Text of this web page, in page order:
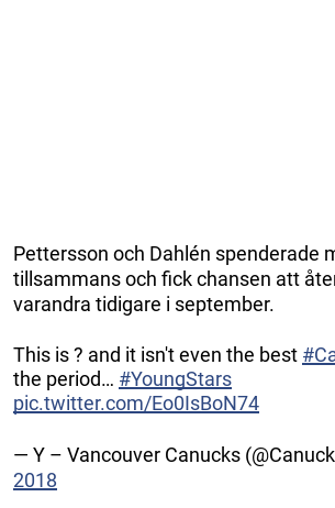
Pettersson och Dahlén spenderade
tillsammans och fick chansen att
varandra tidigare i september.
This is ? and it isn't even the best
the period… #YoungStars
pic.twitter.com/Eo0IsBoN74
— Y – Vancouver Canucks
2018